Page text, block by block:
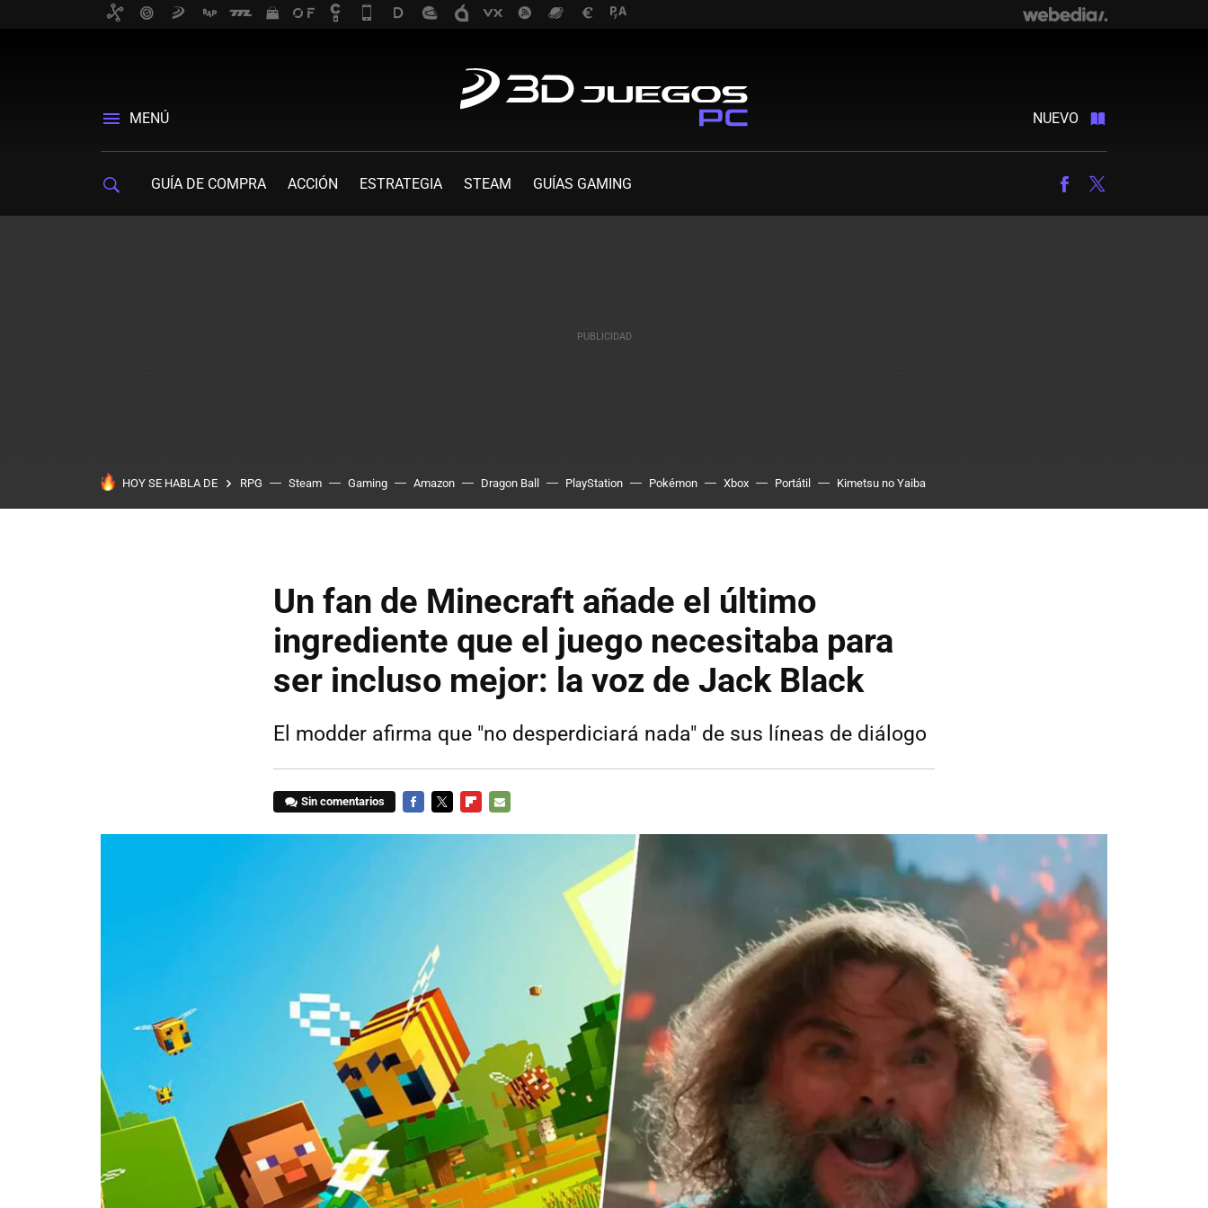
MENÚ NUEVO
GUÍA DE COMPRA ACCIÓN ESTRATEGIA STEAM GUÍAS GAMING Facebook
HOY SE HABLA DE RPG Steam Gaming Amazon Dragon Ball PlayStation Pokémon Xbox Portátil Kimetsu no Yaiba
Un fan de Minecraft añade el último
ingrediente que el juego necesitaba para
ser incluso mejor: la voz de Jack Black
El modder afirma que "no desperdiciará nada" de sus líneas de diálogo
Sin comentarios